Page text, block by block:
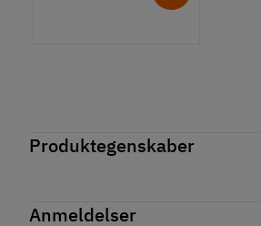
Produktegenskaber
Produktinformation
Anmeldelser